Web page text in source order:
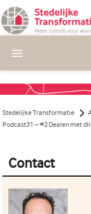
Deelnemende
Bijeenkomsten
Publicaties
Stedelijke Transformatie
Podcast31 – #2 Dealen met
Contact